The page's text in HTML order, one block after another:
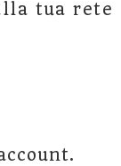
tua rete